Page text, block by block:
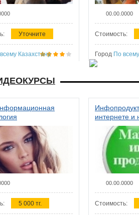
Уточните
Казахстану
00.00.0000
Стоимость:
Город По
5 000 тг.
интернете и
00.00.0000
Стоимость: